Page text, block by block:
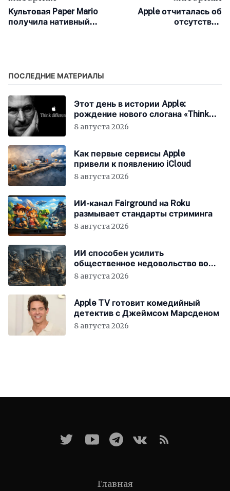
Культовая Paper Mario
получила нативный
Apple отчиталась об
отсутствии
ПОСЛЕДНИЕ МАТЕРИАЛЫ
Этот день в истории Apple:
рождение нового слогана «Think
Different»
8 августа 2026
Как первые сервисы Apple
привели к появлению iCloud
8 августа 2026
ИИ-канал Fairground на Roku
размывает стандарты стриминга
8 августа 2026
ИИ способен усилить
общественное недовольство во
всём мире
8 августа 2026
Apple TV готовит комедийный
детектив с Джеймсом Марсденом
8 августа 2026
Главная